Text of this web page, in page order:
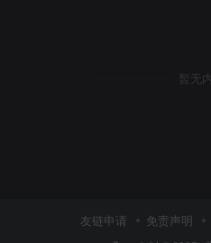
暂无
友链申请 免责声明